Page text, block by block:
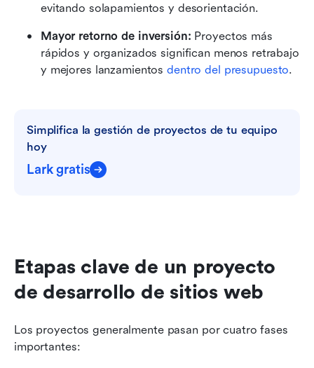
evitando solapamientos y desorientación.
Mayor retorno de inversión: Proyectos más
rápidos y organizados significan menos retrabajo
y mejores lanzamientos dentro del presupuesto.
Simplifica la gestión de proyectos de tu equipo
hoy
Lark gratis
Etapas clave de un proyecto
de desarrollo de sitios web
Los proyectos generalmente pasan por cuatro fases
importantes: